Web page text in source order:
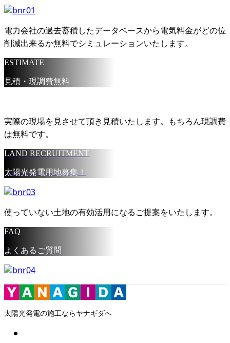
電力会社の過去蓄積したデータベースから電気料金がどの位
削減出来るか無料でシミュレーションいたします。
ESTIMATE
見積・現調費無料
実際の現場を見させて頂き見積いたします。もちろん現調費
は無料です。
LAND RECRUITMENT
太陽光発電用地募集！
使っていない土地の有効活用になるご提案をいたします。
FAQ
よくあるご質問
太陽光発電の施工ならヤナギダへ